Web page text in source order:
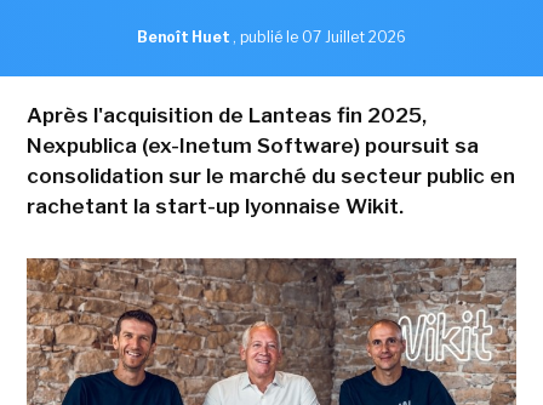
Benoît Huet , publié le 07 Juillet 2026
Après l'acquisition de Lanteas fin 2025,
Nexpublica (ex-Inetum Software) poursuit sa
consolidation sur le marché du secteur public en
rachetant la start-up lyonnaise Wikit.